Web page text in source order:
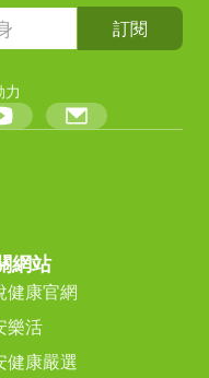
訂閱
網站
健康官網
樂活
健康嚴選